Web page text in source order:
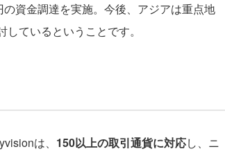
資金調達を実施。今後、アジアは重点地
ているということです。
は、 150以上の取引通貨に対応し、ニ